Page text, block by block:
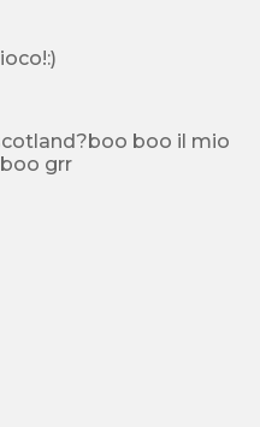
boo il mio
grr